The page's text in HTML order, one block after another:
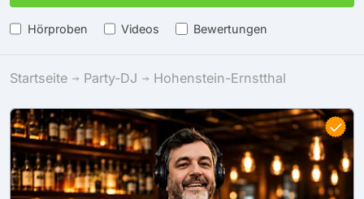
Hörproben Videos Bewertungen
Startseite Party-DJ Hohenstein-Ernstthal